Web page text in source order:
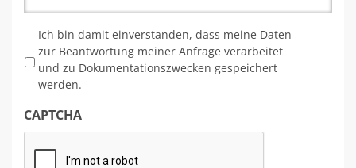
Ich bin damit einverstanden, dass meine Daten
zur Beantwortung meiner Anfrage verarbeitet
und zu Dokumentationszwecken gespeichert
werden.
CAPTCHA